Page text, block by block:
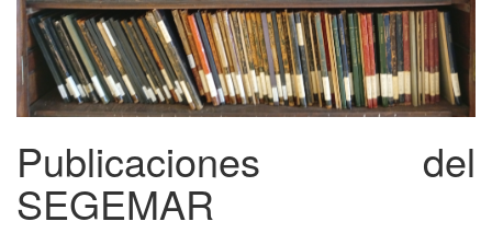
Publicaciones del
SEGEMAR